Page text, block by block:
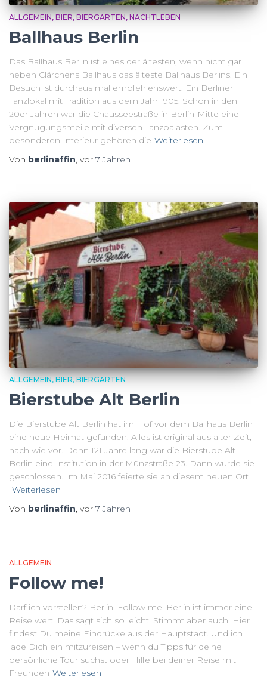
ALLGEMEIN BIER BIERGARTEN NACHTLEBEN
Ballhaus Berlin
Das Ballhaus Berlin ist eines der ältesten, wenn nicht gar
neben Clärchens Ballhaus das älteste Ballhaus Berlins. Ein
Besuch ist durchaus mal empfehlenswert. Ein Berliner
Tanzlokal mit Tradition aus dem Jahr 1905. Schon in den
20er Jahren war die Chausseestraße in Berlin-Mitte eine
Vergnügungsmeile mit diversen Tanzpalästen. Zum
besonderen Interieur gehören die Weiterlesen
Von berlinaffin, vor 7 Jahren
ALLGEMEIN BIER BIERGARTEN
Bierstube Alt Berlin
Die Bierstube Alt Berlin hat im Hof vor dem Ballhaus Berlin
eine neue Heimat gefunden. Alles ist original aus alter Zeit,
nach wie vor. Denn 121 Jahre lang war die Bierstube Alt
Berlin eine Institution in der Münzstraße 23. Dann wurde sie
geschlossen. Im Mai 2016 feierte sie an diesem neuen Ort
Weiterlesen
Von berlinaffin, vor 7 Jahren
ALLGEMEIN
Follow me!
Darf ich vorstellen? Berlin. Follow me. Berlin ist immer eine
Reise wert. Das sagt sich so leicht. Stimmt aber auch. Hier
findest Du meine Eindrücke aus der Hauptstadt. Und ich
lade Dich ein mitzureisen – wenn du Tipps für deine
persönliche Tour suchst oder Hilfe bei deiner Reise mit
Freunden Weiterlesen